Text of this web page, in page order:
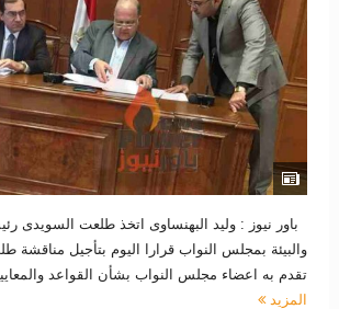
باور نيوز : وليد البهنساوى اتخذ طلعت السويدى
والبيئة بمجلس النواب قرارا اليوم بتأجيل مناقشة
تقدم به اعضاء مجلس النواب بشأن القواعد
المزيد